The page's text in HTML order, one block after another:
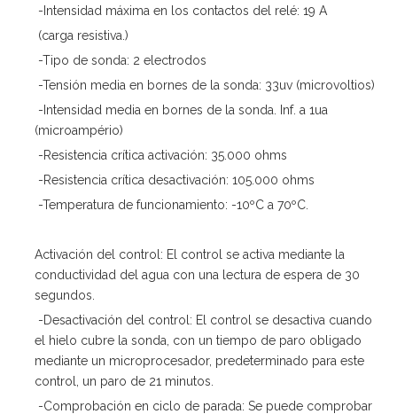
-Intensidad máxima en los contactos del relé: 19 A
(carga resistiva.)
-Tipo de sonda: 2 electrodos
-Tensión media en bornes de la sonda: 33uv (microvoltios)
-Intensidad media en bornes de la sonda. Inf. a 1ua
(microampério)
-Resistencia crítica activación: 35.000 ohms
-Resistencia crítica desactivación: 105.000 ohms
-Temperatura de funcionamiento: -10ºC a 70ºC.
Activación del control: El control se activa mediante la
conductividad del agua con una lectura de espera de 30
segundos.
-Desactivación del control: El control se desactiva cuando
el hielo cubre la sonda, con un tiempo de paro obligado
mediante un microprocesador, predeterminado para este
control, un paro de 21 minutos.
-Comprobación en ciclo de parada: Se puede comprobar